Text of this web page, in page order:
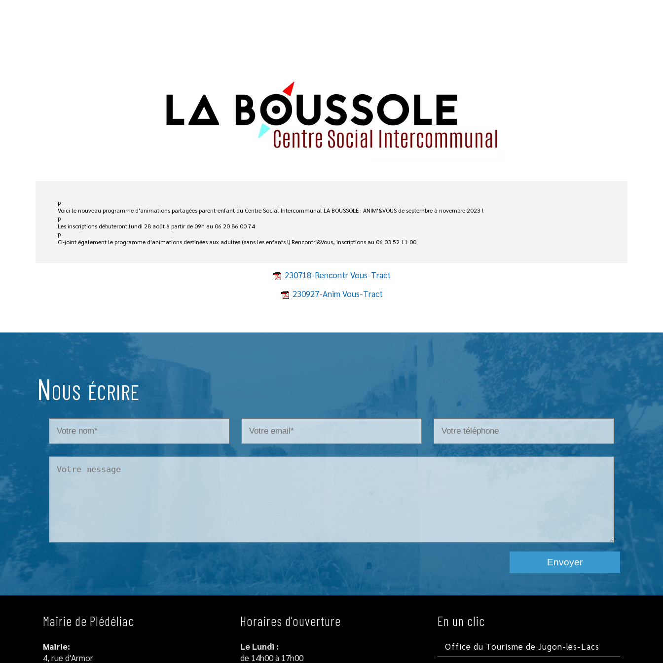
p
Voici le nouveau programme d'animations partagées parent-enfant du Centre Social Intercommunal LA BOUSSOLE : ANIM'&VOUS de septembre à novembre 2023 !
p
Les inscriptions débuteront lundi 28 août à partir de 09h au 06 20 86 00 74
p
Ci-joint également le programme d'animations destinées aux adultes (sans les enfants !) Rencontr'&Vous, inscriptions au 06 03 52 11 00
230718-Rencontr Vous-Tract
230927-Anim Vous-Tract
Nous écrire
Mairie de Plédéliac
Mairie:
4, rue d'Armor
Horaires d'ouverture
Le Lundi :
de 14h00 à 17h00
En un clic
Office du Tourisme de Jugon-les-Lacs